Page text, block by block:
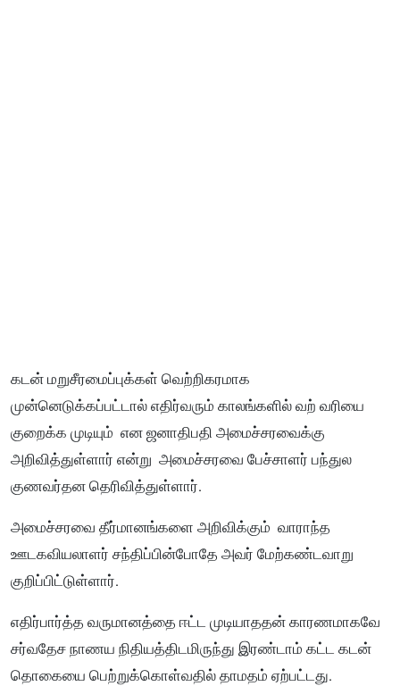
கடன் மறுசீரமைப்புக்கள் வெற்றிகரமாக
முன்னெடுக்கப்பட்டால் எதிர்வரும் காலங்களில் வற் வரியை
குறைக்க முடியும் என ஜனாதிபதி அமைச்சரவைக்கு
அறிவித்துள்ளார் என்று அமைச்சரவை பேச்சாளர் பந்துல
குணவர்தன தெரிவித்துள்ளார்.
அமைச்சரவை தீர்மானங்களை அறிவிக்கும் வாராந்த
ஊடகவியலாளர் சந்திப்பின்போதே அவர் மேற்கண்டவாறு
குறிப்பிட்டுள்ளார்.
எதிர்பார்த்த வருமானத்தை ஈட்ட முடியாததன் காரணமாகவே
சர்வதேச நாணய நிதியத்திடமிருந்து இரண்டாம் கட்ட கடன்
தொகையை பெற்றுக்கொள்வதில் தாமதம் ஏற்பட்டது.